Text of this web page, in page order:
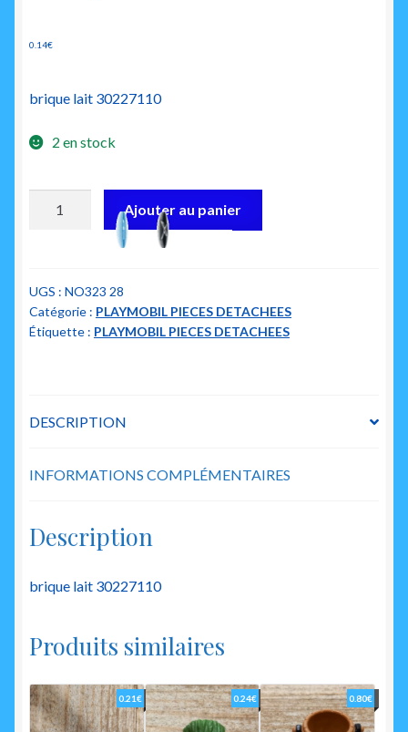
0.14€
brique lait 30227110
2 en stock
brique
lait
Ajouter au panier
UGS : NO323 28
Catégorie : PLAYMOBIL PIECES DETACHEES
Étiquette : PLAYMOBIL PIECES DETACHEES
DESCRIPTION
INFORMATIONS COMPLÉMENTAIRES
Description
brique lait 30227110
Produits similaires
0.21€ 0.24€ 0.80€